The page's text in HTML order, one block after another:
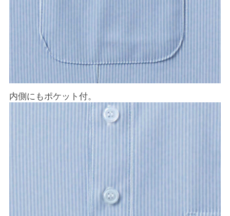
内側にもポケット付。